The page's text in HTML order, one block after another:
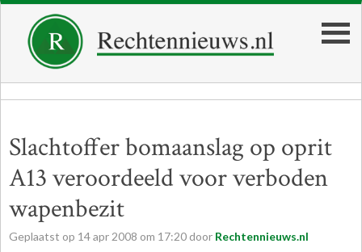
Slachtoffer bomaanslag op oprit
A13 veroordeeld voor verboden
wapenbezit
Geplaatst op 14apr 2008 om 17:20 door Rechtennieuws.nl